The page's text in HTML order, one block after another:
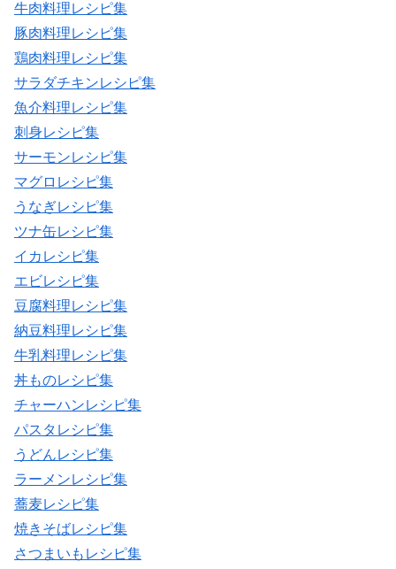
牛肉料理レシピ集
豚肉料理レシピ集
鶏肉料理レシピ集
サラダチキンレシピ集
魚介料理レシピ集
刺身レシピ集
サーモンレシピ集
マグロレシピ集
うなぎレシピ集
ツナ缶レシピ集
イカレシピ集
エビレシピ集
豆腐料理レシピ集
納豆料理レシピ集
牛乳料理レシピ集
丼ものレシピ集
チャーハンレシピ集
パスタレシピ集
うどんレシピ集
ラーメンレシピ集
蕎麦レシピ集
焼きそばレシピ集
さつまいもレシピ集